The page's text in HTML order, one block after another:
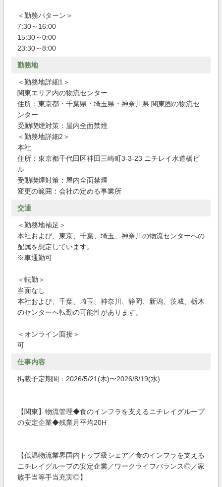
＜勤務パターン＞
7:30～16:00
15:30～0:00
23:30～8:00
勤務地
＜勤務地詳細1＞
関東エリア内の物流センター
住所：東京都・千葉県・埼玉県・神奈川県 関東圏の物流セ
ンター
受動喫煙対策：屋内全面禁煙
＜勤務地詳細2＞
本社
住所：東京都千代田区神田三崎町3-3-23 ニチレイ水道橋ビ
ル
受動喫煙対策：屋内全面禁煙
変更の範囲：会社の定める事業所
交通
＜勤務地補足＞
本社および、東京、千葉、埼玉、神奈川の物流センターへの
配属を想定しています。
※車通勤可
＜転勤＞
当面なし
本社および、千葉、埼玉、神奈川、静岡、新潟、茨城、栃木
のセンターへ転勤の可能性があります。
＜オンライン面接＞
可
仕事内容
掲載予定期間：2026/5/21(木)〜2026/8/19(水)
【関東】物流管理◆食のインフラを支えるニチレイグループ
の安定企業◆残業月平均20H
【低温物流業界国内トップ級シェア／食のインフラを支える
ニチレイグループの安定企業／ワークライフバランス◎／家
族手当等手当充実◎】